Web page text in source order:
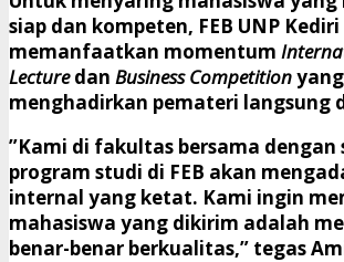
siap dan kompeten, FEB UNP Kediri
memanfaatkan momentum
Lecturedan Business Competitionyang
menghadirkan pemateri langsung
​”Kami di fakultas bersama dengan
program studi di FEB akan
internal yang ketat. Kami ingin
mahasiswa yang dikirim adalah
benar-benar berkualitas,” tegas